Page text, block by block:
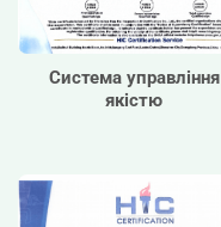
Система управління
якістю